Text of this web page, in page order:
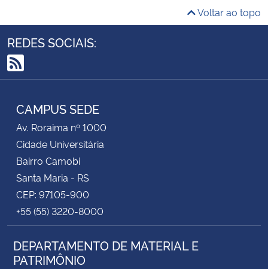
Voltar ao topo
REDES SOCIAIS:
RSS
CAMPUS SEDE
Av. Roraima nº 1000
Cidade Universitária
Bairro Camobi
Santa Maria - RS
CEP: 97105-900
+55 (55) 3220-8000
DEPARTAMENTO DE MATERIAL E
PATRIMÔNIO